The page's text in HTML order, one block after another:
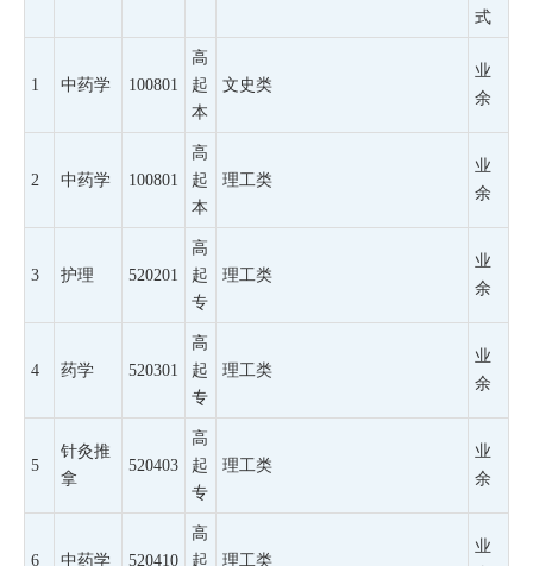
式
1 中药学 100801
高
起
本
文史类
业
余
2 中药学 100801
高
起
本
理工类
业
余
3 护理 520201
高
起
专
理工类
业
余
4 药学 520301
高
起
专
理工类
业
余
5
针灸推
拿
520403
高
起
专
理工类
业
余
6 中药学 520410
高
起
理工类
业